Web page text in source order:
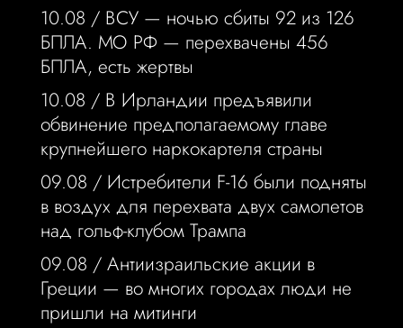
10.08 / ВСУ — ночью сбиты 92 из 126
БПЛА. МО РФ — перехвачены 456
БПЛА, есть жертвы
10.08 / В Ирландии предъявили
обвинение предполагаемому главе
крупнейшего наркокартеля страны
09.08 / Истребители F-16 были подняты
в воздух для перехвата двух самолетов
над гольф-клубом Трампа
09.08 / Антиизраильские акции в
Греции — во многих городах люди не
пришли на митинги